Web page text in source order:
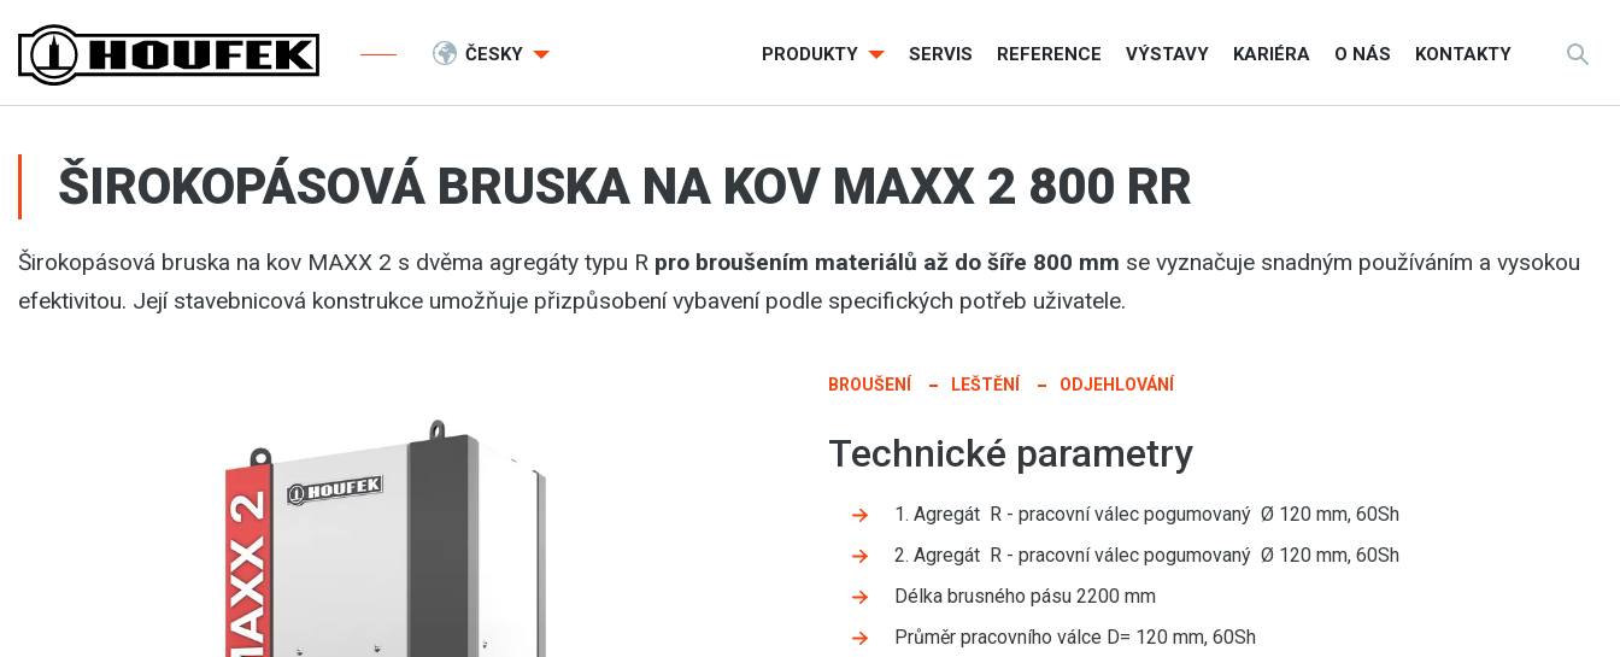
ČESKY PRODUKTY SERVIS REFERENCE VÝSTAVY KARIÉRA O NÁS KONTAKTY
ŠIROKOPÁSOVÁ BRUSKA NA KOV MAXX 2 800 RR
Širokopásová bruska na kov MAXX 2 s dvěma agregáty typu R pro broušením materiálů až do šíře 800 mm se vyznačuje snadným používáním a vysokou
efektivitou. Její stavebnicová konstrukce umožňuje přizpůsobení vybavení podle specifických potřeb uživatele.
BROUŠENÍ LEŠTĚNÍ ODJEHLOVÁNÍ
Technické parametry
1. Agregát R - pracovní válec pogumovaný Ø 120 mm, 60Sh
2. Agregát R - pracovní válec pogumovaný Ø 120 mm, 60Sh
Délka brusného pásu 2200 mm
Průměr pracovního válce D= 120 mm, 60Sh